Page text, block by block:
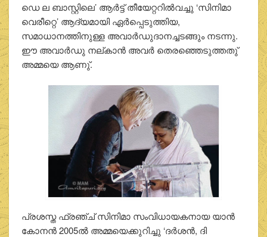
ഡെ ല ബാസ്റ്റിലെ’ ആർട്ട് തീയേറ്ററിൽവച്ചു ‘സിനിമാ
വെരീറ്റെ’ ആദ്യമായി ഏർപ്പെടുത്തിയ,
സമാധാനത്തിനുള്ള അവാർഡുദാനച്ചടങ്ങും നടന്നു.
ഈ അവാർഡു നല്കാൻ അവർ തെരഞ്ഞെടുത്തതു്
അമ്മയെ ആണു്.
പ്രശസ്ത ഫ്രഞ്ച് സിനിമാ സംവിധായകനായ യാൻ
കോനൻ 2005ൽ അമ്മയെക്കുറിച്ചു ‘ദർശൻ, ദി